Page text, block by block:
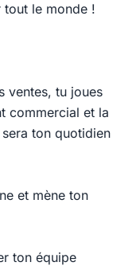
le monde !
ventes, tu joues
commercial et la
ton quotidien
et mène ton
ton équipe